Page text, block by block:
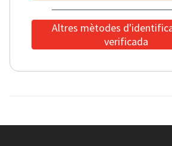
Altres mètodes
verificada